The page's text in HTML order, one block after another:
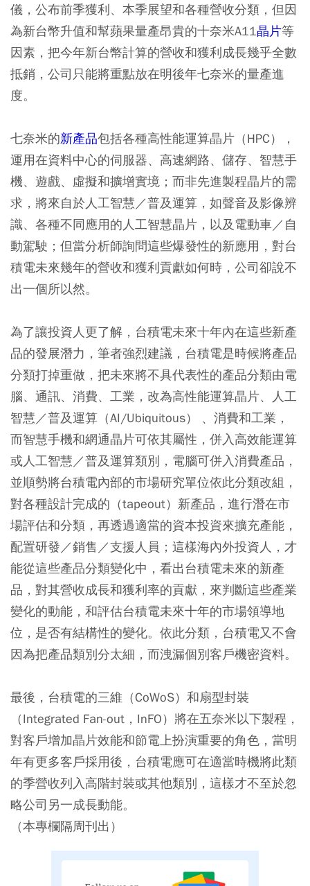
儀，公布前季獲利、本季展望和各種營收分類，但因
為新台幣升值和幫蘋果量產昂貴的十奈米A11晶片等
因素，把今年新台幣計算的營收和獲利成長幾乎全數
抵銷，公司只能將重點放在明後年七奈米的量產進
度。
七奈米的新產品包括各種高性能運算晶片（HPC），
運用在資料中心的伺服器、高速網路、儲存、智慧手
機、遊戲、虛擬和擴增實境；而非先進製程晶片的需
求，將來自於人工智慧／普及運算，如聲音及影像辨
識、各種不同應用的人工智慧晶片，以及電動車／自
動駕駛；但當分析師詢問這些爆發性的新應用，對台
積電未來幾年的營收和獲利貢獻如何時，公司卻說不
出一個所以然。
為了讓投資人更了解，台積電未來十年內在這些新產
品的發展潛力，筆者強烈建議，台積電是時候將產品
分類打掉重做，把未來將不具代表性的產品分類由電
腦、通訊、消費、工業，改為高性能運算晶片、人工
智慧／普及運算（AI/Ubiquitous） 、消費和工業，
而智慧手機和網通晶片可依其屬性，併入高效能運算
或人工智慧／普及運算類別，電腦可併入消費產品，
並順勢將台積電內部的市場研究單位依此分類改組，
對各種設計完成的（tapeout）新產品，進行潛在市
場評估和分類，再透過適當的資本投資來擴充產能，
配置研發／銷售／支援人員；這樣海內外投資人，才
能從這些產品分類變化中，看出台積電未來的新產
品，對其營收成長和獲利率的貢獻，來判斷這些產業
變化的動能，和評估台積電未來十年的市場領導地
位，是否有結構性的變化。依此分類，台積電又不會
因為把產品類別分太細，而洩漏個別客戶機密資料。
最後，台積電的三維（CoWoS）和扇型封裝
（Integrated Fan-out，InFO）將在五奈米以下製程，
對客戶增加晶片效能和節電上扮演重要的角色，當明
年有更多客戶採用後，台積電應可在適當時機將此類
的季營收列入高階封裝或其他類別，這樣才不至於忽
略公司另一成長動能。
（本專欄隔周刊出）